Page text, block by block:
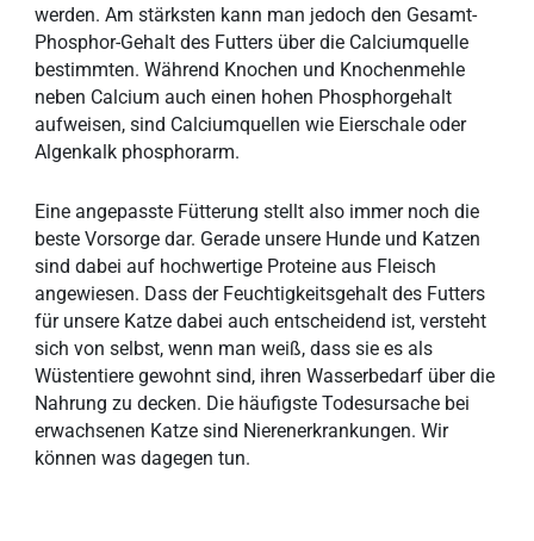
werden. Am stärksten kann man jedoch den Gesamt-
Phosphor-Gehalt des Futters über die Calciumquelle
bestimmten. Während Knochen und Knochenmehle
neben Calcium auch einen hohen Phosphorgehalt
aufweisen, sind Calciumquellen wie Eierschale oder
Algenkalk phosphorarm.
Eine angepasste Fütterung stellt also immer noch die
beste Vorsorge dar. Gerade unsere Hunde und Katzen
sind dabei auf hochwertige Proteine aus Fleisch
angewiesen. Dass der Feuchtigkeitsgehalt des Futters
für unsere Katze dabei auch entscheidend ist, versteht
sich von selbst, wenn man weiß, dass sie es als
Wüstentiere gewohnt sind, ihren Wasserbedarf über die
Nahrung zu decken. Die häufigste Todesursache bei
erwachsenen Katze sind Nierenerkrankungen. Wir
können was dagegen tun.